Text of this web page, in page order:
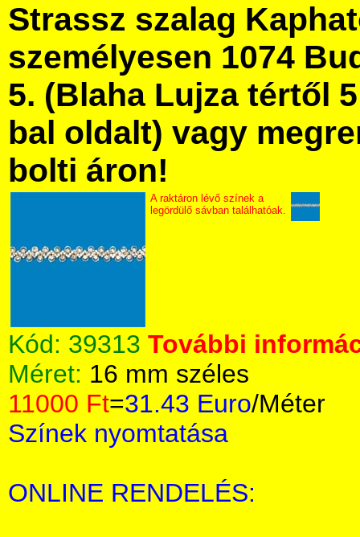
Strassz szalag
személyesen 1074
5. (Blaha Lujza tértől
bal oldalt) vagy
bolti áron!
A raktáron lévő színek a
legördülő sávban találhatóak.
Kód: 39313 További
Méret: 16 mm széles
11000 Ft=31.43 Euro/Méter
Színek nyomtatása
ONLINE RENDELÉS: